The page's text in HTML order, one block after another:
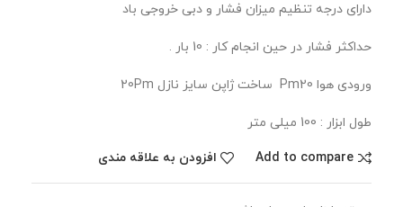
دارای درجه تنظیم میزان فشار و دبی خروجی باد
حداکثر فشار در حین انجام کار : 10 بار .
ورودی هوا Pm20 ساخت ژاپن سایز نازل 20Pm
طول ابزار : 100 میلی متر
Add to compare افزودن به علاقه مندی